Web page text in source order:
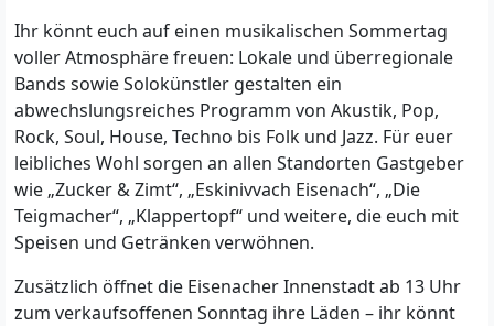
Ihr könnt euch auf einen musikalischen Sommertag
voller Atmosphäre freuen: Lokale und überregionale
Bands sowie Solokünstler gestalten ein
abwechslungsreiches Programm von Akustik, Pop,
Rock, Soul, House, Techno bis Folk und Jazz. Für euer
leibliches Wohl sorgen an allen Standorten Gastgeber
wie „Zucker & Zimt“, „Eskinivvach Eisenach“, „Die
Teigmacher“, „Klappertopf“ und weitere, die euch mit
Speisen und Getränken verwöhnen.
Zusätzlich öffnet die Eisenacher Innenstadt ab 13 Uhr
zum verkaufsoffenen Sonntag ihre Läden – ihr könnt